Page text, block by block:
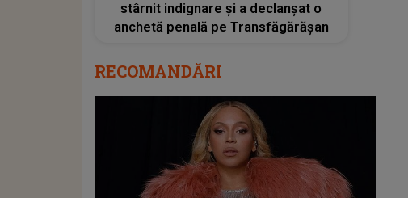
stârnit indignare și a declanșat o
anchetă penală pe Transfăgărășan
RECOMANDĂRI